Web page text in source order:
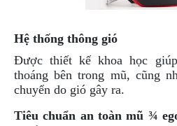
BLOG
PHƯỢT
LIÊN
HỆ
HƯỚNG
Hệ thống thông gió
Được thiết kế khoa học
thoáng bên trong mũ, cũng
chuyển do gió gây ra.
Tiêu chuẩn an toàn mũ ¾